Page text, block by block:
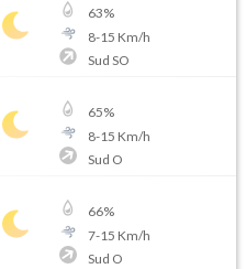
63%
8-15 Km/h
Sud SO
65%
8-15 Km/h
Sud O
66%
7-15 Km/h
Sud O